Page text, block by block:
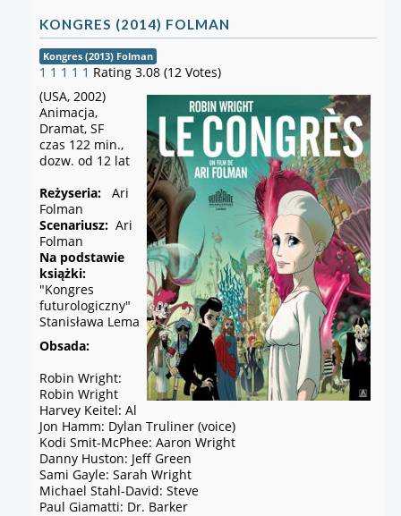
KONGRES (2014) FOLMAN
Kongres (2013) Folman
1 1 1 1 1 Rating 3.08 (12 Votes)
(USA, 2002)
Animacja,
Dramat, SF
czas 122 min.,
dozw. od 12 lat
Reżyseria: Ari
Folman
Scenariusz: Ari
Folman
Na podstawie
książki:
"Kongres
futurologiczny"
Stanisława Lema
Obsada:
Robin Wright:
Robin Wright
Harvey Keitel: Al
Jon Hamm: Dylan Truliner (voice)
Kodi Smit-McPhee: Aaron Wright
Danny Huston: Jeff Green
Sami Gayle: Sarah Wright
Michael Stahl-David: Steve
Paul Giamatti: Dr. Barker